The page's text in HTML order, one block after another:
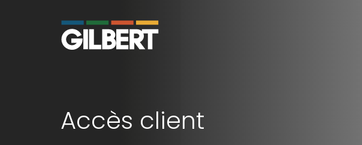
Accès client